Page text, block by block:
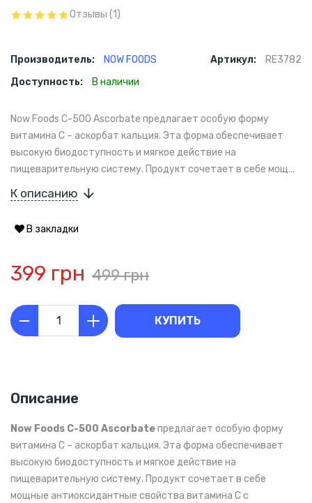
Отзывы (1)
Производитель: NOW FOODS Артикул:
RE3782
Доступность:
В наличии
Now Foods C-500 Ascorbate предлагает особую форму
витамина C – аскорбат кальция. Эта форма обеспечивает
высокую биодоступность и мягкое действие на
пищеварительную систему. Продукт сочетает в себе мощ...
К описанию
В закладки
399 грн 499 грн
КУПИТЬ
Описание
Now Foods C-500 Ascorbateпредлагает особую форму
витамина C – аскорбат кальция. Эта форма обеспечивает
высокую биодоступность и мягкое действие на
пищеварительную систему. Продукт сочетает в себе
мощные антиоксидантные свойства витамина C с